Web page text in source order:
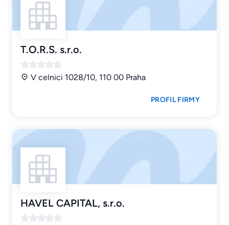
T.O.R.S. s.r.o.
V celnici 1028/10, 110 00 Praha
PROFIL FIRMY
HAVEL CAPITAL, s.r.o.